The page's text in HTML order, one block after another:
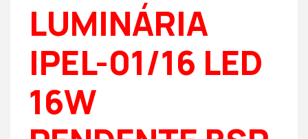
LUMINÁRIA
IPEL-01/16 LED
16W